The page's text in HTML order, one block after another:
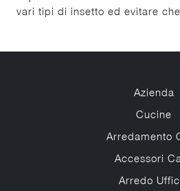
vari tipi di insetto ed evitare
Azienda
Cucine
Arredamento
Accessori
Arredo